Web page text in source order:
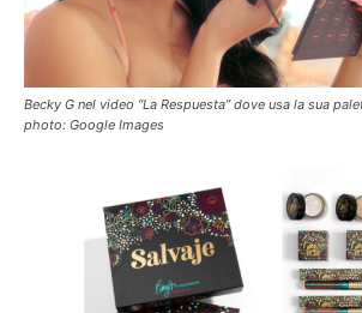
Becky G nel video “La Respuesta” dove usa la sua
photo: Google Images